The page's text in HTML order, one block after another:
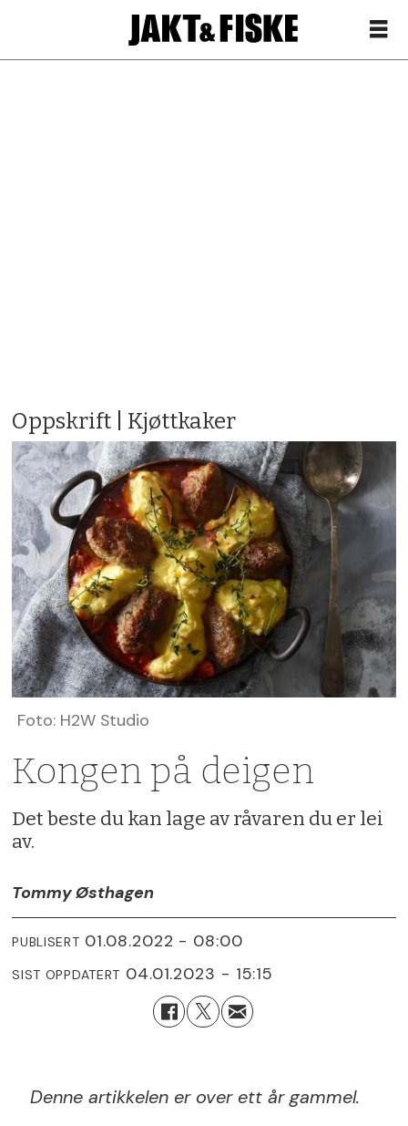
Oppskrift | Kjøttkaker
Foto: H2W Studio
Kongen på deigen
Det beste du kan lage av råvaren du er lei
av.
Tommy Østhagen
PUBLISERT 01.08.2022 - 08:00
SIST OPPDATERT 04.01.2023 - 15:15
Denne artikkelen er over ett år gammel.